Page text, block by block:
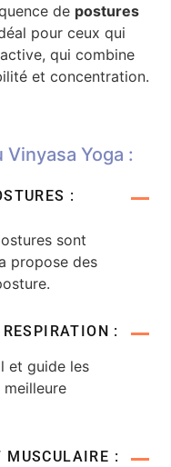
de postures
pour ceux qui
qui combine
et concentration.
Yoga :
:
sont
propose des
:
et guide les
MUSCULAIRE :